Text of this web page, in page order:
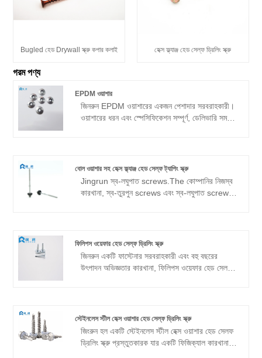
Bugled হেড Drywall স্ক্রু কপার কলাই হেক্স ফ্ল্যাঞ্জ হেড সেল্ফ ড্রিলিং স্ক্রু
গরম পণ্য
EPDM ওয়াশার
জিনরুন EPDM ওয়াশারের একজন পেশাদার সরবরাহকারী।
ওয়াশারের ধরন এবং স্পেসিফিকেশন সম্পূর্ণ, ডেলিভারি সময়
বোল ওয়াশার সহ হেক্স ফ্ল্যাঞ্জ হেড সেল্ফ ট্যাপিং স্ক্রু
Jingrun স্ব-লঘুপাত screws.The কোম্পানির নিজস্ব
কারখানা, স্ব-তুরপুন screws এবং স্ব-লঘুপাত screws
আমাদের হেক্স ফ্ল্যাঞ্জ হেড সেল্ফ ট্যাপিং স্ক্রু উইথ বোল
ওয়াশারের সাথে নতুন এবং পুরানো সমস্ত গ্রাহকদের সাথে
পরিচয় করিয়ে দেবে।
ফিলিপস ওয়েফার হেড সেল্ফ ড্রিলিং স্ক্রু
জিনরুন একটি ফাস্টেনার সরবরাহকারী এবং বহু বছরের
উৎপাদন অভিজ্ঞতার কারখানা, ফিলিপস ওয়েফার হেড সেলফ
করি।
স্টেইনলেস স্টীল হেক্স ওয়াশার হেড সেল্ফ ড্রিলিং স্ক্রু
জিংরুন হল একটি স্টেইনলেস স্টীল হেক্স ওয়াশার হেড সেলফ
ড্রিলিং স্ক্রু প্রস্তুতকারক যার একটি ফিজিক্যাল কারখানা।